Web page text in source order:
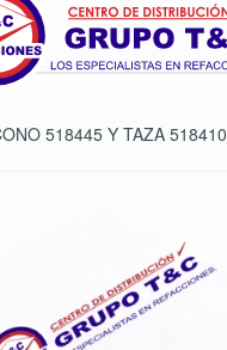
content
518445 Y TAZA 518410